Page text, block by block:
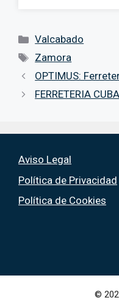
Categorías
Valcabado
Etiquetas
Zamora
OPTIMUS:
FERRETERIA
Aviso Legal
Política de Privacidad
Política de Cookies
©